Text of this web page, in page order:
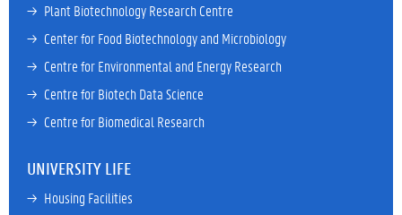
→ Plant Biotechnology Research Centre
→ Center for Food Biotechnology and Microbiology
→ Centre for Environmental and Energy Research
→ Centre for Biotech Data Science
→ Centre for Biomedical Research
UNIVERSITY LIFE
→ Housing Facilities